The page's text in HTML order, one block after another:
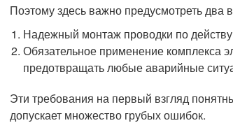
Поэтому здесь важно предусмотреть два
Надежный монтаж проводки по
Обязательное применение комплекса
предотвращать любые аварийные
Эти требования на первый взгляд
допускает множество грубых ошибок.